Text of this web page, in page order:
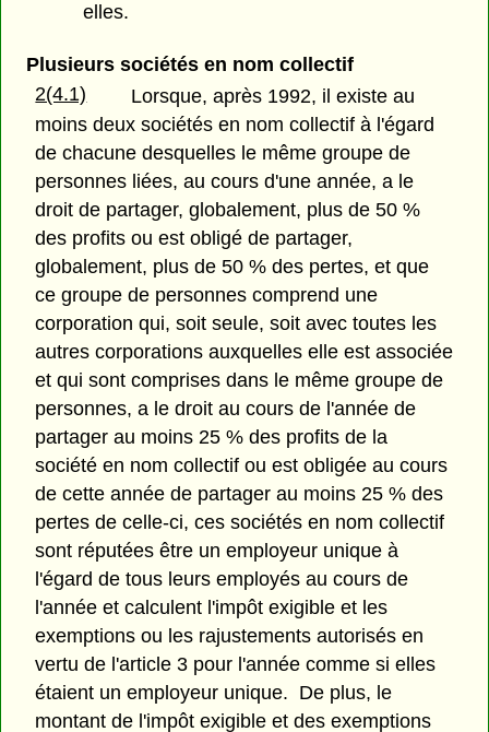
elles.
Plusieurs sociétés en nom collectif
2(4.1)
Lorsque, après 1992, il existe au
moins deux sociétés en nom collectif à l'égard
de chacune desquelles le même groupe de
personnes liées, au cours d'une année, a le
droit de partager, globalement, plus de 50 %
des profits ou est obligé de partager,
globalement, plus de 50 % des pertes, et que
ce groupe de personnes comprend une
corporation qui, soit seule, soit avec toutes les
autres corporations auxquelles elle est associée
et qui sont comprises dans le même groupe de
personnes, a le droit au cours de l'année de
partager au moins 25 % des profits de la
société en nom collectif ou est obligée au cours
de cette année de partager au moins 25 % des
pertes de celle-ci, ces sociétés en nom collectif
sont réputées être un employeur unique à
l'égard de tous leurs employés au cours de
l'année et calculent l'impôt exigible et les
exemptions ou les rajustements autorisés en
vertu de l'article 3 pour l'année comme si elles
étaient un employeur unique. De plus, le
montant de l'impôt exigible et des exemptions